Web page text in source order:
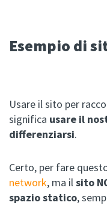
Esempio di
Usare il sito per
significa usare il
differenziarsi.
Certo, per fare
network, ma ilsito
spazio statico,